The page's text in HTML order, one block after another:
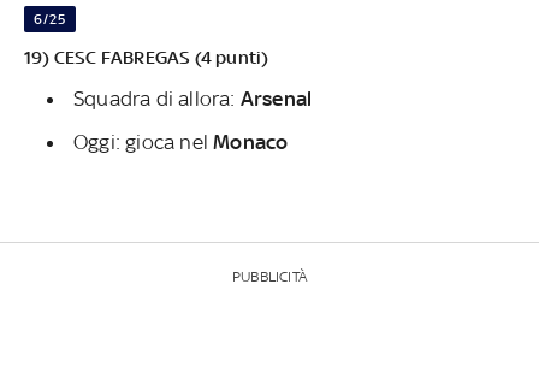
6/25
19) CESC FABREGAS (4 punti)
Squadra di allora: Arsenal
Oggi: gioca nelMonaco
PUBBLICITÀ